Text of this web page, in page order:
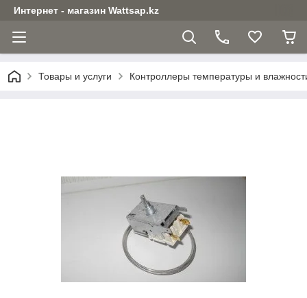
Интернет - магазин Wattsap.kz
Товары и услуги Контроллеры температуры и